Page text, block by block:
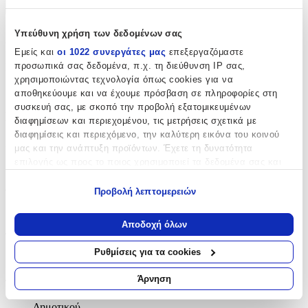
Υπεύθυνη χρήση των δεδομένων σας
Εμείς και οι 1022 συνεργάτες μας επεξεργαζόμαστε
προσωπικά σας δεδομένα, π.χ. τη διεύθυνση IP σας,
χρησιμοποιώντας τεχνολογία όπως cookies για να
αποθηκεύουμε και να έχουμε πρόσβαση σε πληροφορίες στη
συσκευή σας, με σκοπό την προβολή εξατομικευμένων
διαφημίσεων και περιεχομένου, τις μετρήσεις σχετικά με
διαφημίσεις και περιεχόμενο, την καλύτερη εικόνα του κοινού
μας και την ανάπτυξη προϊόντων. Έχετε τη δυνατότητα
Να συλλέξουμε πληροφορίες σχετικά με τη γεωγραφική
σας τοποθεσία, οι οποίες μπορεί να είναι ακριβείς σε
απόσταση μερικών μέτρων
Να αναγνωρίσουμε τη συσκευή σας σαρώνοντας ενεργά
για συγκεκριμένα χαρακτηριστικά (δακτυλικό αποτύπωμα)
Μάθετε περισσότερα σχετικά με τον τρόπο επεξεργασίας των
προσωπικών σας δεδομένων και καθορίστε τις προτιμήσεις σας
Προβολή λεπτομερειών
Αποδοχή όλων
Ρυθμίσεις για τα cookies
Άρνηση
+
Χαρακτηριστικά
Κατασκευαστής:
Must
Βασικά Χαρακτηριστικά
Χρώμα:
Πολύχρωμο
Κορίτσι
Τύπος:
Πλάτης
Τάξη